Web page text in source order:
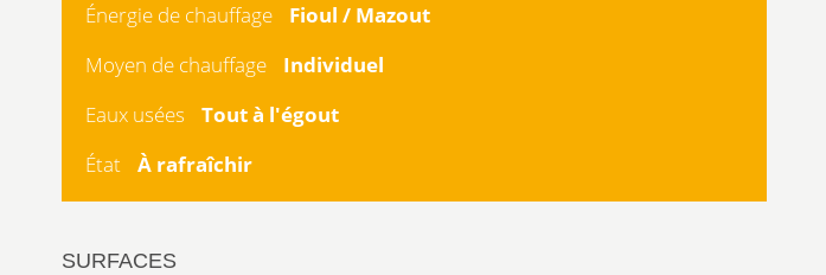
Énergie de chauffage
Fioul / Mazout
Moyen de chauffage
Individuel
Eaux usées
Tout à l'égout
État
À rafraîchir
SURFACES